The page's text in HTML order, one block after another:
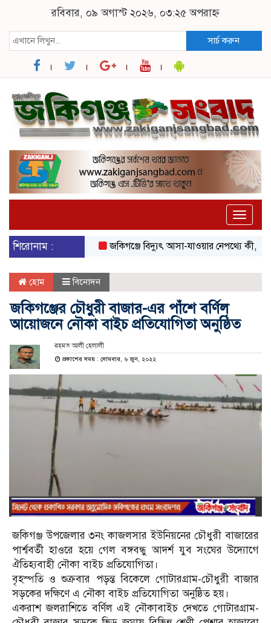
রবিবার, ০৯ অগাস্ট ২০২৬, ০৩:২৫ অপরাহ্ন
সার্চ করুন
Toggle
শিরোনাম :
জকিগঞ্জে বিদ্যুৎ আসা-যাওয়ার নেপথ্যে কী,
হোম বিনোদন
জকিগঞ্জের চৌধুরী বাজার-এর পাঁশে বর্ণিল
আয়োজনে নৌকা বাইচ প্রতিযোগিতা অনুষ্ঠিত
রহমত আলী হেলালী
প্রকাশের সময় : সোমবার, ৬ জুন, ২০২২
জকিগঞ্জ উপজেলার ৩নং কাজলসার ইউনিয়নের চৌধুরী বাজারের
পার্শ্ববর্তী হাওরে হয়ে গেল বঙ্গবন্ধু আদর্শ যুব সংঘের উদ্যোগে
ঐতিহ্যবাহী নৌকা বাইচ প্রতিযোগিতা।
বৃহস্পতি ও শুক্রবার পড়ন্ত বিকেলে গোটারগ্রাম-চৌধুরী বাজার
সড়কের দক্ষিণে এ নৌকা বাইচ প্রতিযোগিতা অনুষ্ঠিত হয়।
একরাশ জলরাশিতে বর্ণিল এই নৌকাবাইচ দেখতে গোটারগ্রাম-